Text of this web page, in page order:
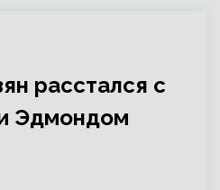
расстался с
Эдмондом